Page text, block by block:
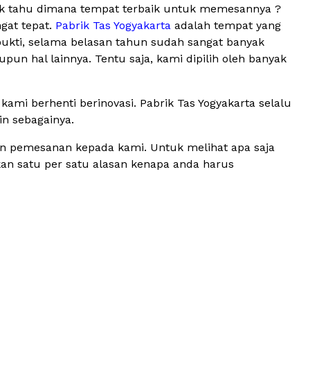
tahu dimana tempat terbaik untuk memesannya ?
tepat. Pabrik Tas Yogyakarta adalah tempat yang
selama belasan tahun sudah sangat banyak
hal lainnya. Tentu saja, kami dipilih oleh banyak
berhenti berinovasi. Pabrik Tas Yogyakarta selalu
sebagainya.
kepada kami. Untuk melihat apa saja
satu per satu alasan kenapa anda harus